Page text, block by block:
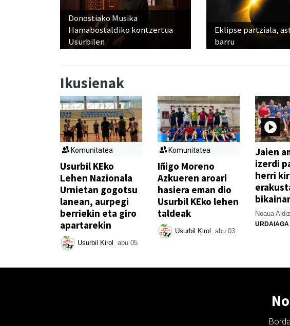
Donostiako Musika
Hamabostaldiko kontzertua
Usurbilen
Eklipse partziala,
barru
Ikusienak
Komunitatea
Usurbil KEko
Lehen Nazionala
Urnietan gogotsu
lanean, aurpegi
berriekin eta giro
apartarekin
Usurbil Kirol abu 05
Komunitatea
Iñigo Moreno
Azkueren aroari
hasiera eman dio
Usurbil KEko lehen
taldeak
Usurbil Kirol abu 03
Jaien
izerdi
herri
Noaua
URDAIAGA